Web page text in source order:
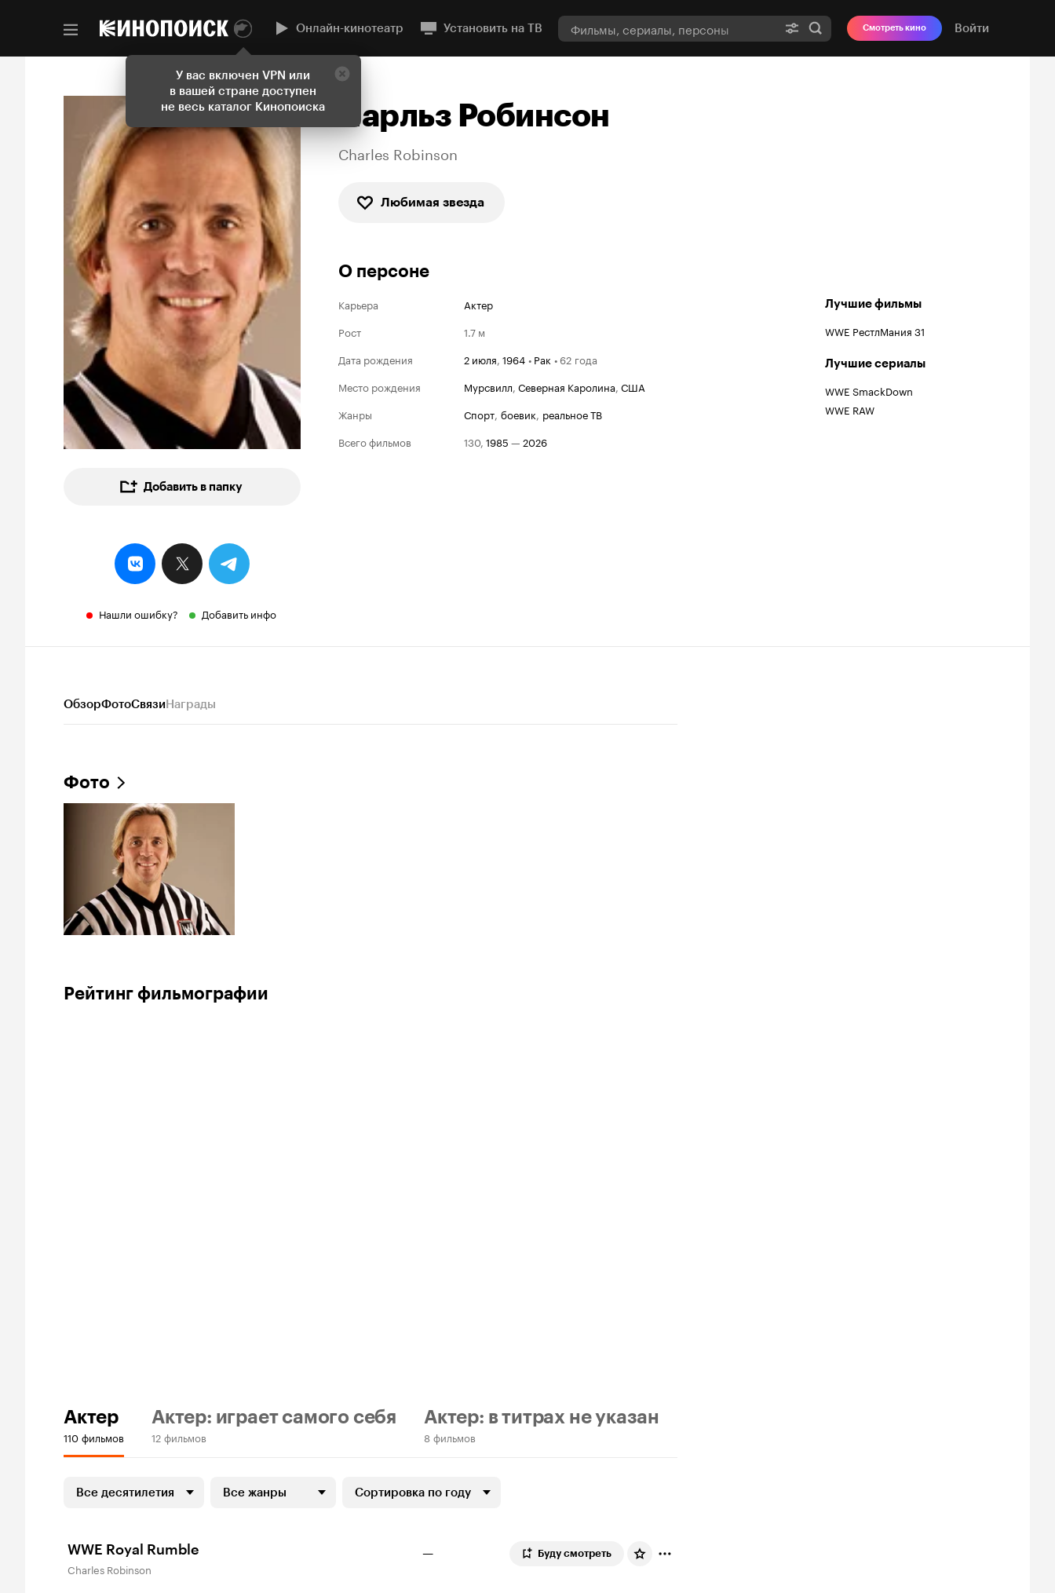
У вас включен VPN или
в вашей стране доступен
не весь каталог Кинопоиска
Онлайн-кинотеатр Установить на ТВ Смотреть кино Войти
Добавить в папку
Нашли ошибку? Добавить инфо
Чарльз Робинсон
Charles Robinson
Любимая звезда
О персоне
Карьера
Актер
Рост
1.7 м
Дата рождения
2 июля, 1964 • Рак • 62 года
Место рождения
Мурсвилл, Северная Каролина, США
Жанры
спорт, боевик, реальное ТВ
Всего фильмов
130, 1985 — 2026
Лучшие фильмы
WWE РестлМания 31
Лучшие сериалы
WWE SmackDown
WWE RAW
ОбзорФотоСвязиНаграды
Фото
Рейтинг фильмографии
Актер
110 фильмов
Актер: играет самого себя
12 фильмов
Актер: в титрах не указан
8 фильмов
Все десятилетия Все жанры Сортировка по году
WWE Royal Rumble
Charles Robinson
— Буду смотреть